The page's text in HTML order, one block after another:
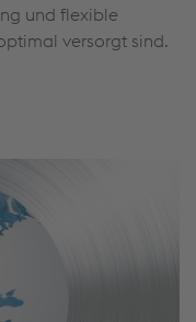
und flexible
versorgt sind.